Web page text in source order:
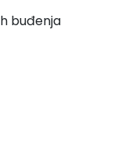
buđenja